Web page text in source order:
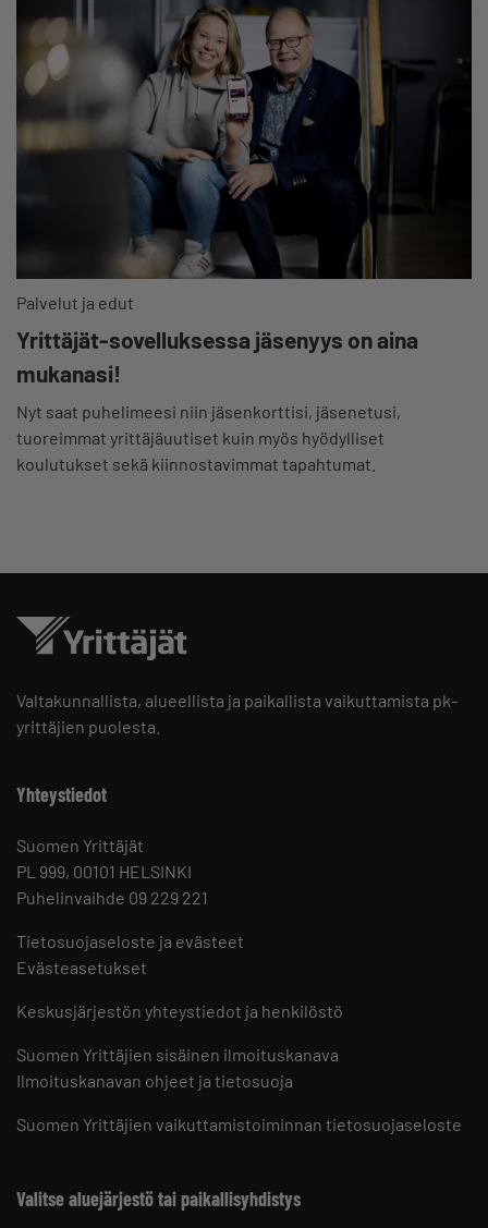
Palvelut ja edut
Yrittäjät-sovelluksessa jäsenyys on aina
mukanasi!
Nyt saat puhelimeesi niin jäsenkorttisi, jäsenetusi,
tuoreimmat yrittäjäuutiset kuin myös hyödylliset
koulutukset sekä kiinnostavimmat tapahtumat.
Valtakunnallista, alueellista ja paikallista vaikuttamista pk-
yrittäjien puolesta.
Yhteystiedot
Suomen Yrittäjät
PL 999, 00101 HELSINKI
Puhelinvaihde 09 229 221
Tietosuojaseloste ja evästeet
Evästeasetukset
Keskusjärjestön yhteystiedot ja henkilöstö
Suomen Yrittäjien sisäinen ilmoituskanava
Ilmoituskanavan ohjeet ja tietosuoja
Suomen Yrittäjien vaikuttamistoiminnan tietosuojaseloste
Valitse aluejärjestö tai paikallisyhdistys